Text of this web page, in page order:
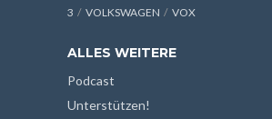
3
VOLKSWAGEN VOX
ALLES WEITERE
Podcast
Unterstützen!